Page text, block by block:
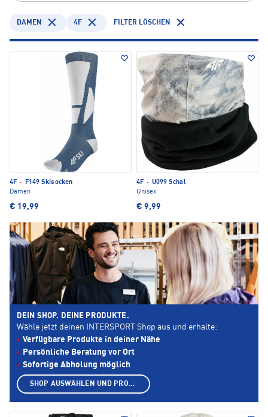
DAMEN 4F FILTER LÖSCHEN
4F ·
F149 Skisocken
Damen
€ 19,99
4F · U099 Schal
Unisex
€ 9,99
DEIN SHOP. DEINE PRODUKTE.
Wähle jetzt deinen INTERSPORT Shop aus und erhalte:
Verfügbare Produkte in deiner Nähe
Persönliche Beratung vor Ort
Sofortige Abholung möglich
SHOP AUSWÄHLEN UND PRODUKTE ANZEIGEN